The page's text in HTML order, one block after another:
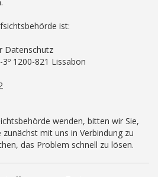
ist:
Datenschutz
1200-821 Lissabon
wenden, bitten wir Sie,
mit uns in Verbindung zu
das Problem schnell zu lösen.